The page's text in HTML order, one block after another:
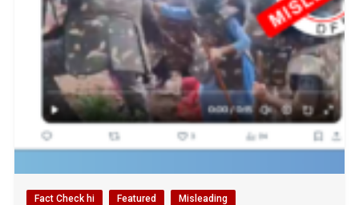
Fact Check hi Featured Misleading